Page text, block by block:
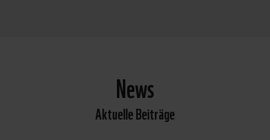
News
Aktuelle Beiträge